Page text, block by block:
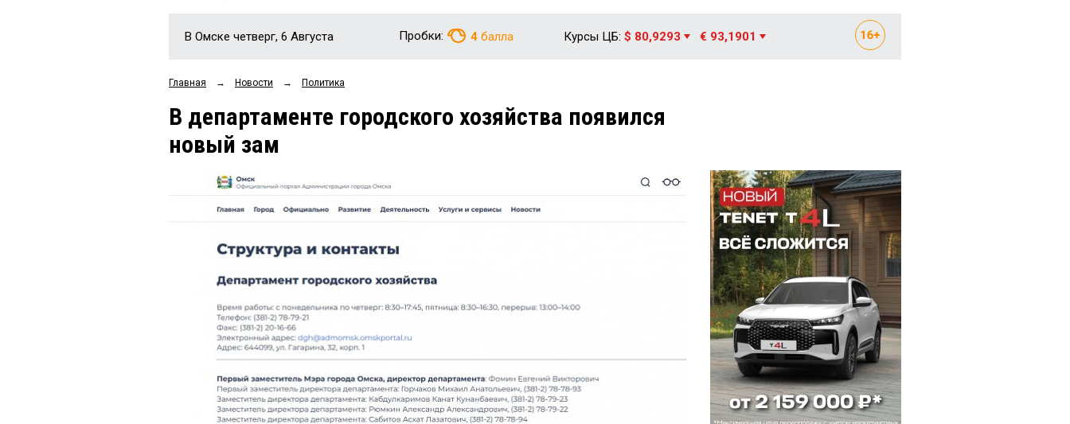
В Омске четверг, 6 Августа Пробки: 4 балла Курсы ЦБ: $ 80,9293 € 93,1901
Главная → Новости → Политика
В департаменте городского хозяйства появился
новый зам